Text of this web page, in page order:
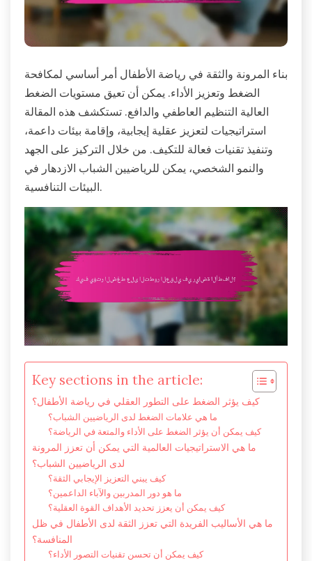
بناء المرونة والثقة في رياضة الأطفال أمر أساسي لمكافحة
الضغط وتعزيز الأداء. يمكن أن تعيق مستويات الضغط
العالية التنظيم العاطفي والدافع. تستكشف هذه المقالة
استراتيجيات لتعزيز عقلية إيجابية، وإقامة بيئات داعمة،
وتنفيذ تقنيات فعالة للتكيف. من خلال التركيز على الجهد
والنمو الشخصي، يمكن للرياضيين الشباب الازدهار في
البيئات التنافسية.
Key sections in the article:
كيف يؤثر الضغط على التطور العقلي في رياضة الأطفال؟
ما هي علامات الضغط لدى الرياضيين الشباب؟
كيف يمكن أن يؤثر الضغط على الأداء والمتعة في الرياضة؟
ما هي الاستراتيجيات العالمية التي يمكن أن تعزز المرونة
لدى الرياضيين الشباب؟
كيف يبني التعزيز الإيجابي الثقة؟
ما هو دور المدربين والآباء الداعمين؟
كيف يمكن أن يعزز تحديد الأهداف القوة العقلية؟
ما هي الأساليب الفريدة التي تعزز الثقة لدى الأطفال في ظل
المنافسة؟
كيف يمكن أن تحسن تقنيات التصور الأداء؟